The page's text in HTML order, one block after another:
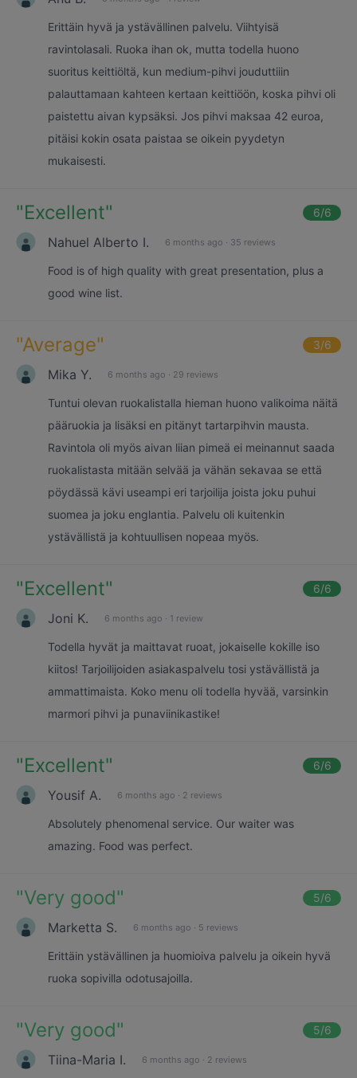
Erittäin hyvä ja ystävällinen palvelu. Viihtyisä
ravintolasali. Ruoka ihan ok, mutta todella huono
suoritus keittiöltä, kun medium-pihvi jouduttiiin
palauttamaan kahteen kertaan keittiöön, koska pihvi oli
paistettu aivan kypsäksi. Jos pihvi maksaa 42 euroa,
pitäisi kokin osata paistaa se oikein pyydetyn
mukaisesti.
"Excellent" 6/6
Nahuel Alberto I. 6 months ago · 35 reviews
Food is of high quality with great presentation, plus a
good wine list.
"Average" 3/6
Mika Y. 6 months ago · 29 reviews
Tuntui olevan ruokalistalla hieman huono valikoima näitä
pääruokia ja lisäksi en pitänyt tartarpihvin mausta.
Ravintola oli myös aivan liian pimeä ei meinannut saada
ruokalistasta mitään selvää ja vähän sekavaa se että
pöydässä kävi useampi eri tarjoilija joista joku puhui
suomea ja joku englantia. Palvelu oli kuitenkin
ystävällistä ja kohtuullisen nopeaa myös.
"Excellent" 6/6
Joni K. 6 months ago · 1 review
Todella hyvät ja maittavat ruoat, jokaiselle kokille iso
kiitos! Tarjoilijoiden asiakaspalvelu tosi ystävällistä ja
ammattimaista. Koko menu oli todella hyvää, varsinkin
marmori pihvi ja punaviinikastike!
"Excellent" 6/6
Yousif A. 6 months ago · 2 reviews
Absolutely phenomenal service. Our waiter was
amazing. Food was perfect.
"Very good" 5/6
Marketta S. 6 months ago · 5 reviews
Erittäin ystävällinen ja huomioiva palvelu ja oikein hyvä
ruoka sopivilla odotusajoilla.
"Very good" 5/6
Tiina-Maria I. 6 months ago · 2 reviews